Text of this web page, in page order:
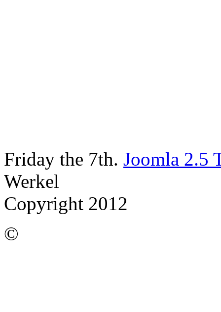
Friday the 7th. Joomla 2.5
Werkel
Copyright 2012
©